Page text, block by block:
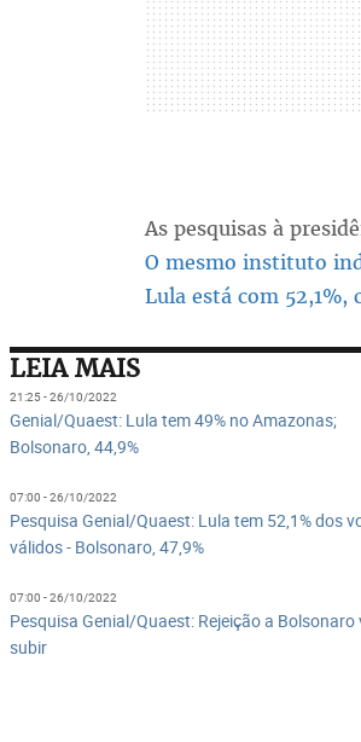
As pesquisas à
O mesmo instituto
Lula está com
LEIA MAIS
21:25 - 26/10/2022
Genial/Quaest: Lula tem 49% no Amazonas;
Bolsonaro, 44,9%
07:00 - 26/10/2022
Pesquisa Genial/Quaest: Lula tem 52,1% dos
válidos - Bolsonaro, 47,9%
07:00 - 26/10/2022
Pesquisa Genial/Quaest: Rejeição a Bolsonaro
subir